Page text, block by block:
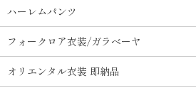
ハーレムパンツ
フォークロア衣装/ガラベーヤ
オリエンタル衣装 即納品